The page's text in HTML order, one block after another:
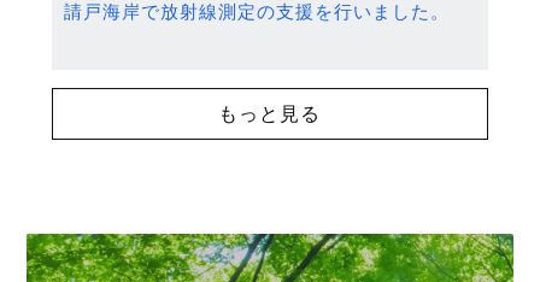
請戸海岸で放射線測定の支援を行いました。
もっと見る